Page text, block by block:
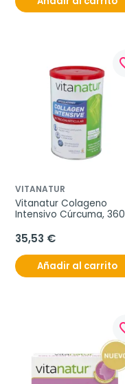
VITANATUR
Vitanatur Colageno
Intensivo Cúrcuma, 360
35,53 €
Añadir al carrito